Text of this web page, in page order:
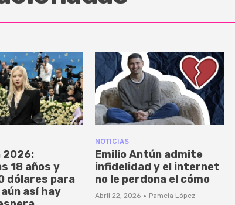
2026:
18 años y
dólares para
así hay
NOTICIAS
Emilio Antún admite
infidelidad y el internet
no le perdona el cómo
Abril 22, 2026 · Pamela López